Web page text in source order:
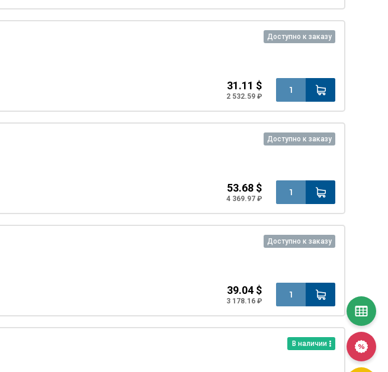
Доступно к заказу
31.11 $
2 532.59 ₽
Доступно к заказу
53.68 $
4 369.97 ₽
Доступно к заказу
39.04 $
3 178.16 ₽
В наличии